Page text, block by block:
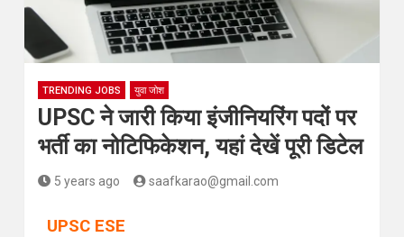
TRENDING JOBS युवा जोश
UPSC ने जारी किया इंजीनियरिंग पदों पर
भर्ती का नोटिफिकेशन, यहां देखें पूरी डिटेल
5 years ago saafkarao@gmail.com
UPSC ESE